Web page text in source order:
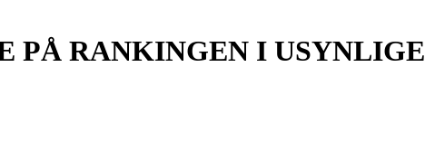
PÅ RANKINGEN I USYNLIGE